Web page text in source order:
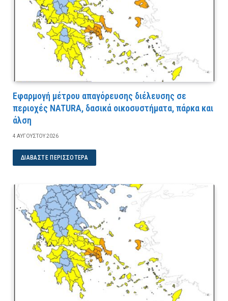
Εφαρμογή μέτρου απαγόρευσης διέλευσης σε
περιοχές NATURA, δασικά οικοσυστήματα, πάρκα και
άλση
4 ΑΥΓΟΎΣΤΟΥ 2026
ΔΙΑΒΆΣΤΕ ΠΕΡΙΣΣΌΤΕΡΑ